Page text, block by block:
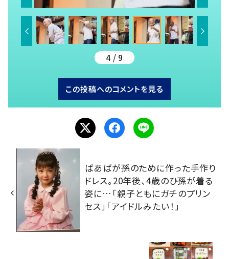
4 / 9
この投稿へのコメントを見る
ばあばが孫のために作った手作り
ドレス。20年後、4歳のひ孫が着る
姿に…「親子ともにガチのプリン
セス」「アイドルみたい！」